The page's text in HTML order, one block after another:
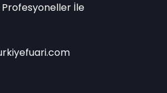
Profesyoneller İle